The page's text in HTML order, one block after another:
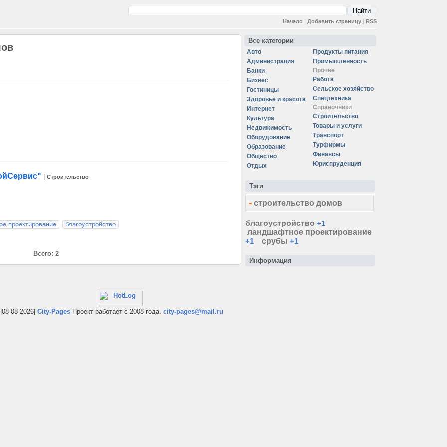
Начало | Добавить страницу | RSS
Строительство
проектирование благоустройство
Всего: 2
Все категории
Авто
Администрация
Банки
Бизнес
Гостиницы
Здоровье и красота
Интернет
Культура
Недвижимость
Оборудование
Образование
Общество
Отдых
Продукты питания
Промышленность
Прочее
Работа
Сельское хозяйство
Спецтехника
Справочники
Строительство
Товары и услуги
Транспорт
Турфирмы
Финансы
Юриспруденция
Тэги
- строительство домов
благоустройство +1
ландшафтное проектирование
+1
срубы +1
Информация
|08-08-2026| City-Pages Проект работает с 2008 года. city-pages@mail.ru